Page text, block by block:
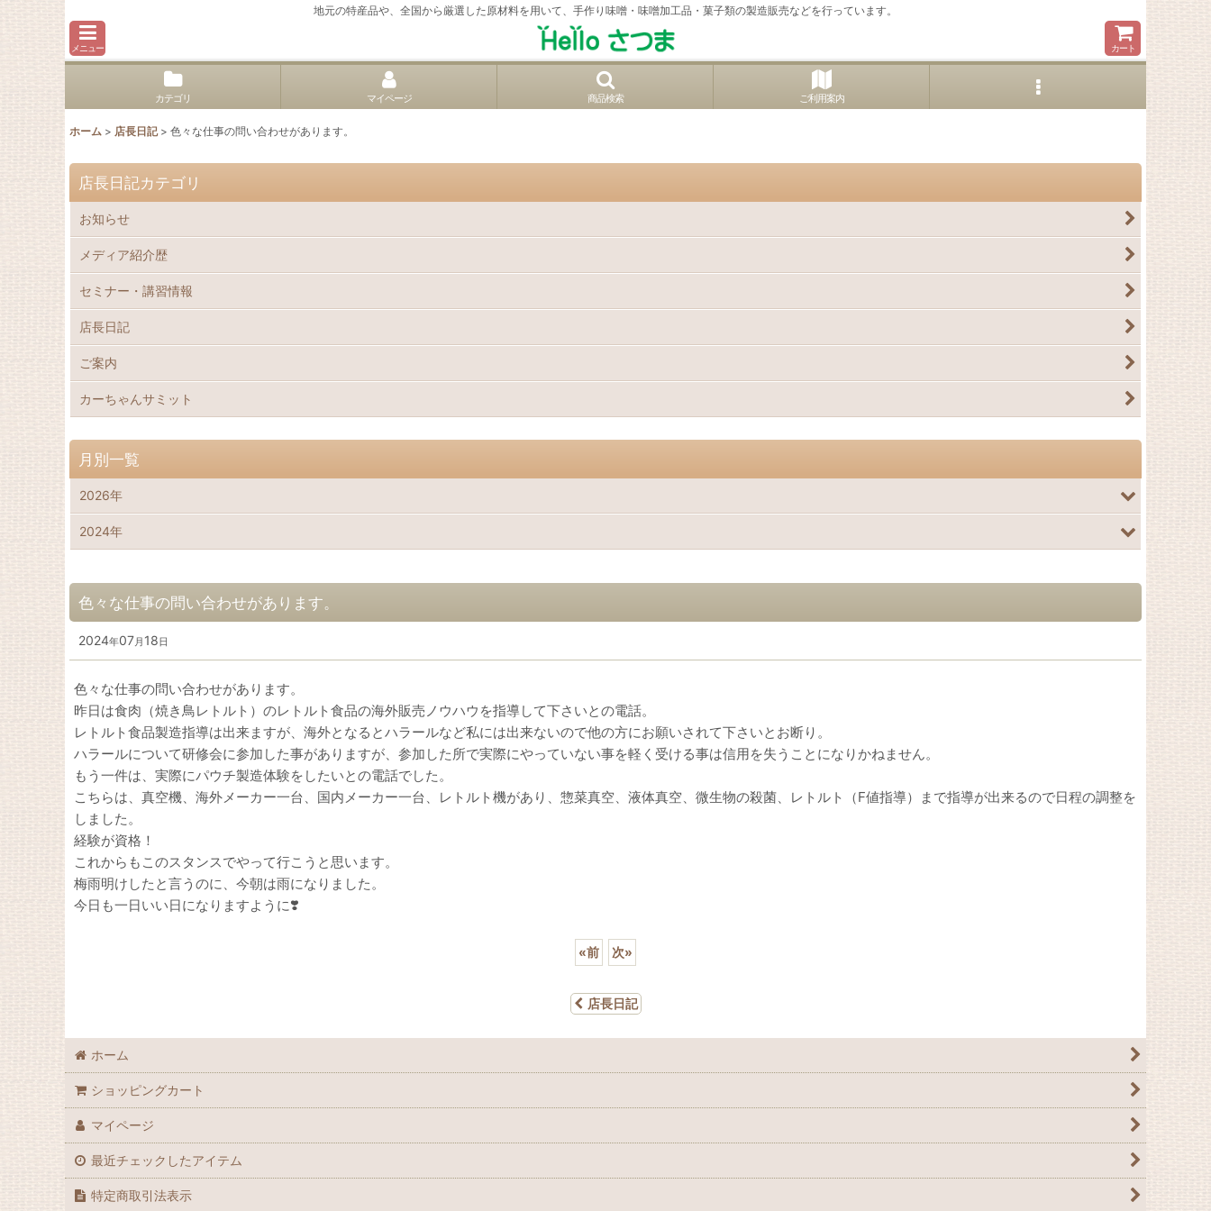
地元の特産品や、全国から厳選した原材料を用いて、手作り味噌・味噌加工品・菓子類の製造販売などを行っています。
メニュー カート
カテゴリ マイページ 商品検索 ご利用案内
ホーム > 店長日記 > 色々な仕事の問い合わせがあります。
色々な仕事の問い合わせがあります。
2024年07月 18日
色々な仕事の問い合わせがあります。
昨日は食肉（焼き鳥レトルト）のレトルト食品の海外販売ノウハウを指導して下さいとの電話。
レトルト食品製造指導は出来ますが、海外となるとハラールなど私には出来ないので他の方にお願いされて下さいとお断り。
ハラールについて研修会に参加した事がありますが、参加した所で実際にやっていない事を軽く受ける事は信用を失うことになりかねません。
もう一件は、実際にパウチ製造体験をしたいとの電話でした。
こちらは、真空機、海外メーカー一台、国内メーカー一台、レトルト機があり、惣菜真空、液体真空、微生物の殺菌、レトルト（F値指導）まで指導が出来るので日程の調整を
しました。
経験が資格！
これからもこのスタンスでやって行こうと思います。
梅雨明けしたと言うのに、今朝は雨になりました。
今日も一日いい日になりますように❣️
«前 次»
店長日記
店長日記カテゴリ
お知らせ
メディア紹介歴
セミナー・講習情報
店長日記
ご案内
カーちゃんサミット
月別一覧
2026年
2024年
ホーム
ショッピングカート
マイページ
最近チェックしたアイテム
特定商取引法表示